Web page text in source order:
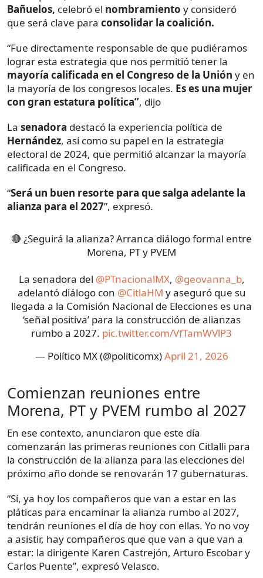
Bañuelos, celebró el nombramiento y consideró
que será clave para consolidar la coalición.
“Fue directamente responsable de que pudiéramos
lograr esta estrategia que nos permitió tener la
mayoría calificada en el Congreso de la Unión y en
la mayoría de los congresos locales. Es es una mujer
con gran estatura política”, dijo
La senadora destacó la experiencia política de
Hernández, así como su papel en la estrategia
electoral de 2024, que permitió alcanzar la mayoría
calificada en el Congreso.
“Será un buen resorte para que salga adelante la
alianza para el 2027”, expresó.
🔴 ¿Seguirá la alianza? Arranca diálogo formal entre
Morena, PT y PVEM
La senadora del @PTnacionalMX, @geovanna_b,
adelantó diálogo con @CitlaHM y aseguró que su
llegada a la Comisión Nacional de Elecciones es una
‘señal positiva’ para la construcción de alianzas
rumbo a 2027. pic.twitter.com/VfTamWVlP3
— Político MX (@politicomx)April 21, 2026
Comienzan reuniones entre
Morena, PT y PVEM rumbo al 2027
En ese contexto, anunciaron que este día
comenzarán las primeras reuniones con Citlalli para
la construcción de la alianza para las elecciones del
próximo año donde se renovarán 17 gubernaturas.
“Sí, ya hoy los compañeros que van a estar en las
pláticas para encaminar la alianza rumbo al 2027,
tendrán reuniones el día de hoy con ellas. Yo no voy
a asistir, hay compañeros que que van a que van a
estar: la dirigente Karen Castrejón, Arturo Escobar y
Carlos Puente”, expresó Velasco.